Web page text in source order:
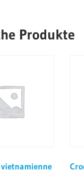
Produkte